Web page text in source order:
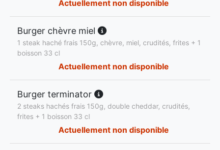
Actuellement non disponible
Burger chèvre miel
1 steak haché frais 150g, chèvre, miel, crudités, frites + 1
boisson 33 cl
Actuellement non disponible
Burger terminator
2 steaks hachés frais 150g, double cheddar, crudités,
frites + 1 boisson 33 cl
Actuellement non disponible